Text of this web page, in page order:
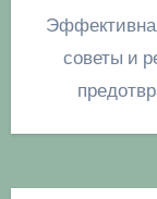
Эффективная борьба с муравьями на участке:
советы и